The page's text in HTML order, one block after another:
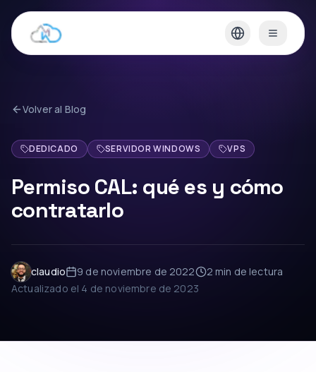
Volver al Blog
DEDICADO SERVIDOR WINDOWS VPS
Permiso CAL: qué es y cómo
contratarlo
claudio 9 de noviembre de 2022 2 min de lectura
Actualizado el 4 de noviembre de 2023